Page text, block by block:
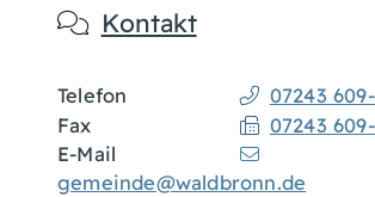
Kontakt
Telefon
07243
Fax
07243
E-Mail
gemeinde@waldbronn.de